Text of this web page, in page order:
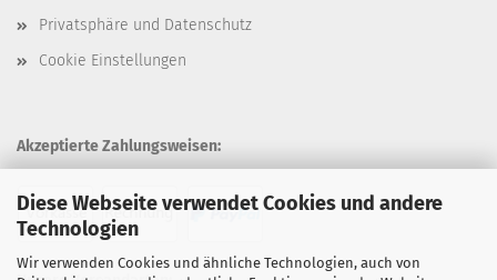
Diese Webseite verwendet Cookies und andere
Technologien
Wir verwenden Cookies und ähnliche Technologien, auch von
Privatsphäre und Datenschutz
Cookie Einstellungen
Akzeptierte Zahlungsweisen: